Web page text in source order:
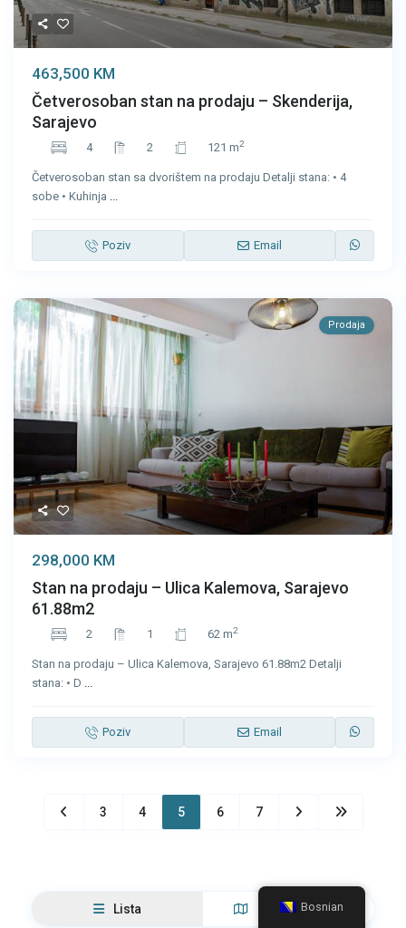
463,500 KM
Četverosoban stan na prodaju – Skenderija,
Sarajevo
4 2 121 m2
Četverosoban stan sa dvorištem na prodaju Detalji stana: • 4
sobe • Kuhinja ...
Poziv Email
Prodaja
298,000 KM
Stan na prodaju – Ulica Kalemova, Sarajevo
61.88m2
2 1 62 m2
Stan na prodaju – Ulica Kalemova, Sarajevo 61.88m2 Detalji
stana: • D ...
Poziv Email
3 4 5 6 7
Lista Pregled mape
Bosnian